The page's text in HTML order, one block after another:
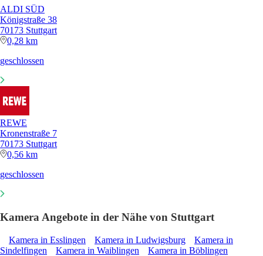
ALDI SÜD
Königstraße 38
70173 Stuttgart
0,28 km
geschlossen
REWE
Kronenstraße 7
70173 Stuttgart
0,56 km
geschlossen
Kamera Angebote in der Nähe von Stuttgart
Kamera in Esslingen Kamera in Ludwigsburg
Kamera in
Sindelfingen
Kamera in Waiblingen Kamera in Böblingen